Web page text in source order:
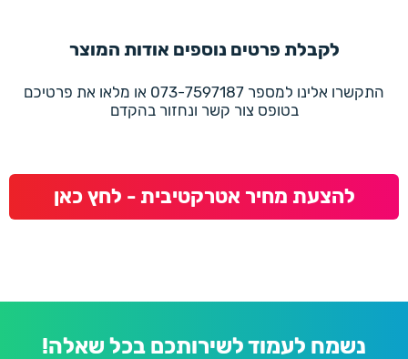
לקבלת פרטים נוספים אודות המוצר
התקשרו אלינו למספר 073-7597187 או מלאו את פרטיכם
בטופס צור קשר ונחזור בהקדם
להצעת מחיר אטרקטיבית - לחץ כאן
נשמח לעמוד לשירותכם בכל שאלה!